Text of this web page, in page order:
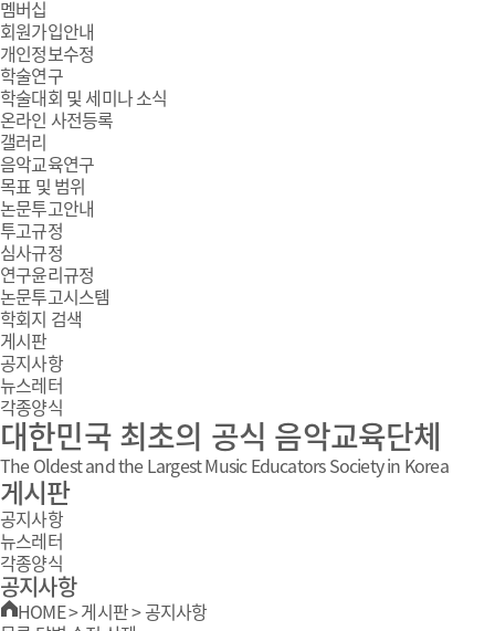
멤버십
회원가입안내
개인정보수정
학술연구
학술대회 및 세미나 소식
온라인 사전등록
갤러리
음악교육연구
목표 및 범위
논문투고안내
투고규정
심사규정
연구윤리규정
논문투고시스템
학회지 검색
게시판
공지사항
뉴스레터
각종양식
대한민국 최초의 공식 음악교육단체
The Oldest and the Largest Music Educators Society in Korea
게시판
공지사항
뉴스레터
각종양식
공지사항
HOME>게시판>공지사항